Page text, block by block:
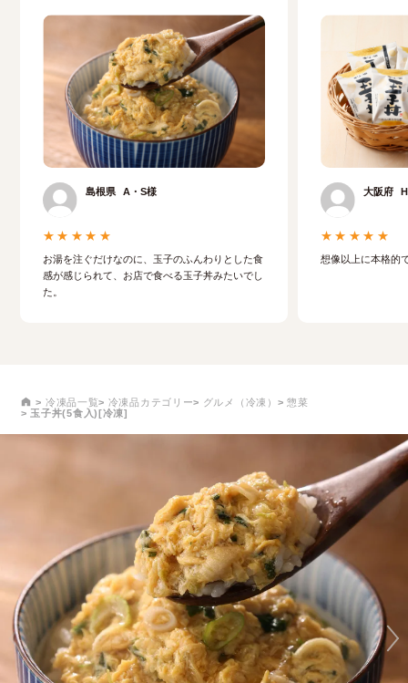
島根県 A・S様
★★★★★
お湯を注ぐだけなのに、玉子のふんわりとした食
感が感じられて、お店で食べる玉子丼みたいでし
た。
大阪府
★★★★★
想像以上に本格的
冷凍品一覧 冷凍品カテゴリー グルメ（冷凍）
惣菜
玉子丼(5食入)[冷凍]